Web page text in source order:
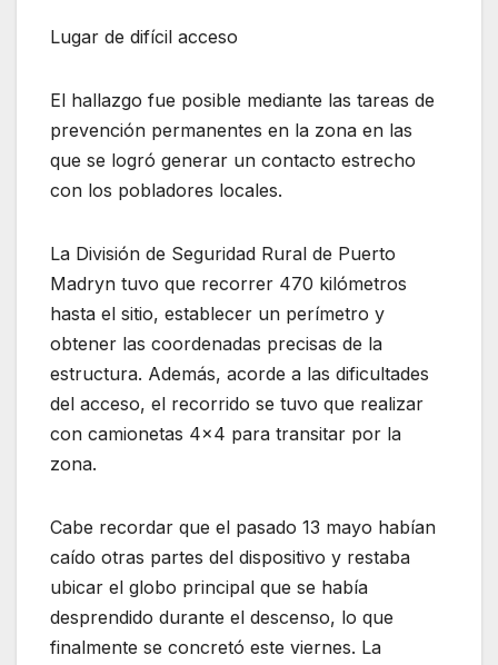
Lugar de difícil acceso
El hallazgo fue posible mediante las tareas de
prevención permanentes en la zona en las
que se logró generar un contacto estrecho
con los pobladores locales.
La División de Seguridad Rural de Puerto
Madryn tuvo que recorrer 470 kilómetros
hasta el sitio, establecer un perímetro y
obtener las coordenadas precisas de la
estructura. Además, acorde a las dificultades
del acceso, el recorrido se tuvo que realizar
con camionetas 4×4 para transitar por la
zona.
Cabe recordar que el pasado 13 mayo habían
caído otras partes del dispositivo y restaba
ubicar el globo principal que se había
desprendido durante el descenso, lo que
finalmente se concretó este viernes. La